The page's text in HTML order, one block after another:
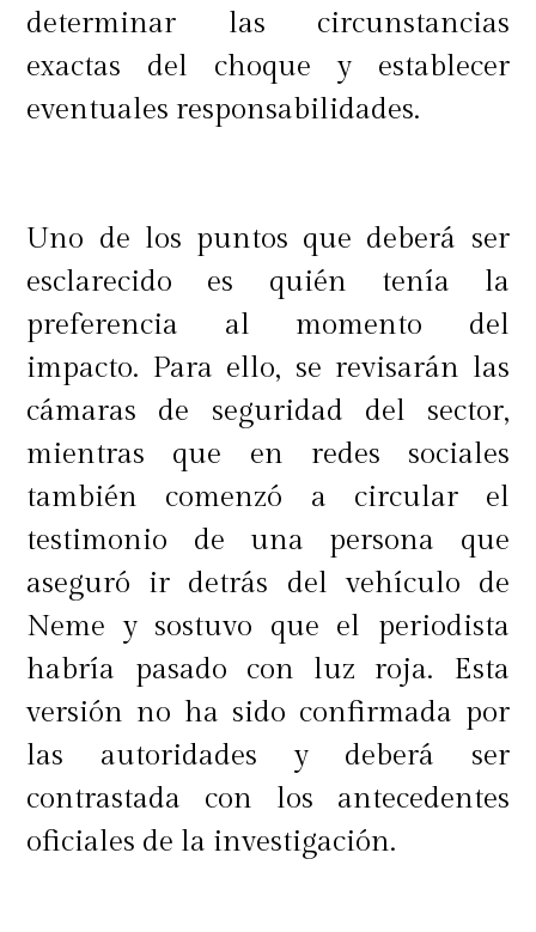
determinar las circunstancias
exactas del choque y establecer
eventuales responsabilidades.
Uno de los puntos que deberá ser
esclarecido es quién tenía la
preferencia al momento del
impacto. Para ello, se revisarán las
cámaras de seguridad del sector,
mientras que en redes sociales
también comenzó a circular el
testimonio de una persona que
aseguró ir detrás del vehículo de
Neme y sostuvo que el periodista
habría pasado con luz roja. Esta
versión no ha sido confirmada por
las autoridades y deberá ser
contrastada con los antecedentes
oficiales de la investigación.